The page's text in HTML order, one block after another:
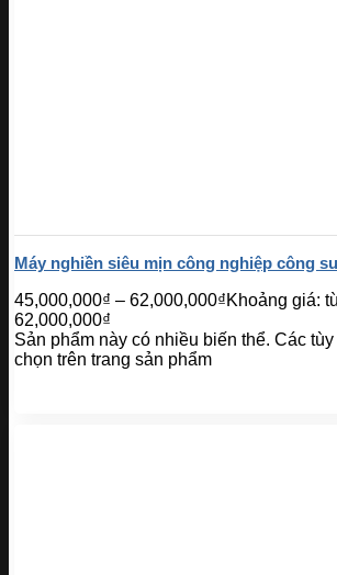
Máy nghiền siêu mịn công nghiệp công
45,000,000₫ – 62,000,000₫Khoảng giá:
62,000,000₫
Sản phẩm này có nhiều biến thể. Các
chọn trên trang sản phẩm